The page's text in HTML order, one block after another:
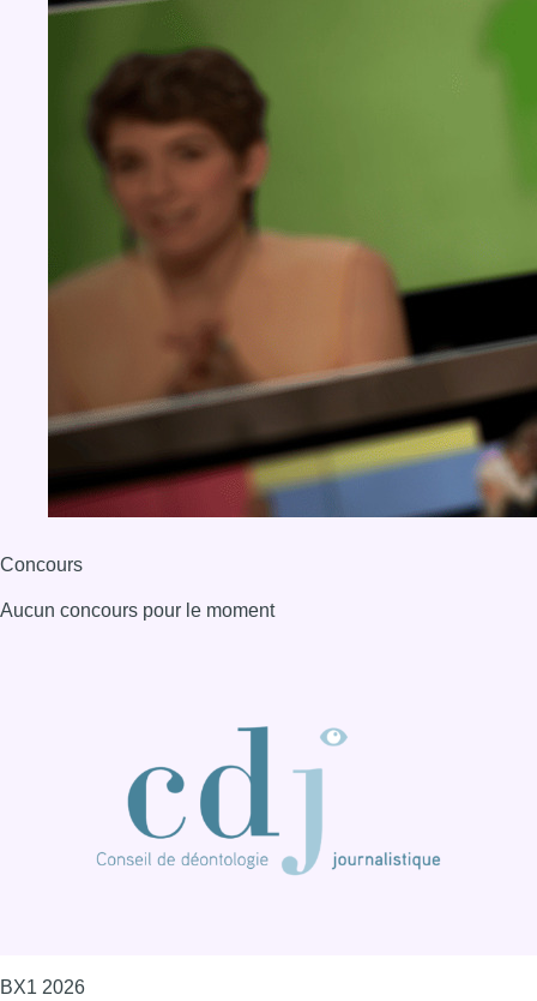
Concours
Aucun concours pour le moment
BX1 2026